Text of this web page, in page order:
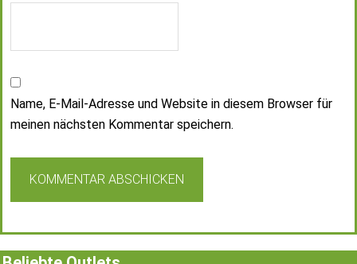
Name, E-Mail-Adresse und Website in diesem Browser für
meinen nächsten Kommentar speichern.